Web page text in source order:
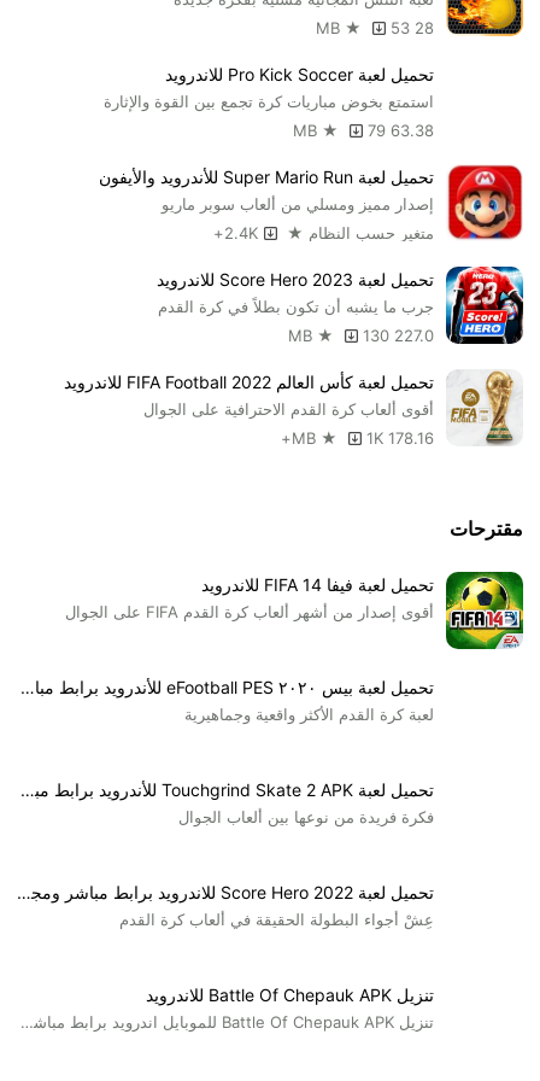
بالكرة ، امر عرقلة اللاعب الخصم.
من اكثر العاب كرة القدم محاكاة وواقعية .
تشكيلة ضخمة من الاندية الكبيرة والمنتخبات العالمية.
اللعبة مجانية في جميع مراحلها.
تحديثات مستمرة لقوائم الأندية والمنتخبات وتحديثات لقدرات
اللاعبين.
سهولة كبيرة في عملية التحكم في اللعب أو الكنترول.
يمكنك انشاء فريقك الخاص والسير به في طريق تحقيق البطولات
لعبة Dream League Soccer 2022لعبة من ضمن ألعاب دوري احلام
كرة القدم العالمية في نسختها المعدلة والتي تعمل على هزيمة العمالقة
من أمثال بيس وفيا، وهي من ضمن الألعاب الجديدة التي قد تم تصميمها
3500 لاعب مرخص للعبة الفيفا، حيث يمكن من خلال اللعبة اتخاذ
وتوفر اللعبة طرق جديدة من الحركة من خلال الرسومات المثيرة في
اللعبة، وإمكانية لعبها بطريقة 3D لكي يتمتع اللاعب بتكوين فريق دوري
الأحلام والفوز بأفضل الجوائز العالمية.
لعبة دريم ليج سوكر 2022 وهي لعبة دوري الاحلام لكرة القدم العالمية
لكل مايخص اللعبة من شرح سماتها ومميزاتها وطريقة اللعب، وطريقة
جديد الألعاب من خلال زيارة قسم
تحميل ألعاب الاندرويد 2022 برابط
تحميل مباشر.
أجل الفوز بشرف، فهي أفضل لعبة كرة قدم تُلعب على جميع المنصات
مثل أندرويد ، آيفون ، بي سي ، إكس بوكس ، بلاي ستيشن، لعبة دوري
تفعيل الملعب الخاص بك مع مرافق من الطراز العالمي.
Dream League Soccerلعبة تقدم لك رسوما متحركة بشكل مبدع
28 MB ★
53
تحميل لعبة Pro Kick Soccer للاندرويد
استمتع بخوض مباريات كرة تجمع بين القوة والإثارة
63.38 MB ★
79
تحميل لعبة Super Mario Run للأندرويد والأيفون
إصدار مميز ومسلي من ألعاب سوبر ماريو
متغير حسب النظام ★
2.4K+
تحميل لعبة Score Hero 2023 للاندرويد
جرب ما يشبه أن تكون بطلاً في كرة القدم
227.0 MB ★
130
تحميل لعبة كأس العالم 2022 FIFA Football‏ للاندرويد
أقوى ألعاب كرة القدم الاحترافية على الجوال
178.16 MB ★
1K+
مقترحات
تحميل لعبة فيفا FIFA 14 للاندرويد
أقوى إصدار من أشهر ألعاب كرة القدم FIFA على الجوال
تحميل لعبة بيس ٢٠٢٠ eFootball PES للأندرويد برابط مباشر
لعبة كرة القدم الأكثر واقعية وجماهيرية
تحميل لعبة Touchgrind Skate 2 APK للأندرويد برابط مباشر
فكرة فريدة من نوعها بين ألعاب الجوال
تحميل لعبة Score Hero 2022 للاندرويد برابط مباشر ومجاني
عِشْ أجواء البطولة الحقيقة في ألعاب كرة القدم
تنزيل Battle Of Chepauk APK للاندرويد
تنزيل Battle Of Chepauk APK للموبايل اندرويد برابط مباشر...